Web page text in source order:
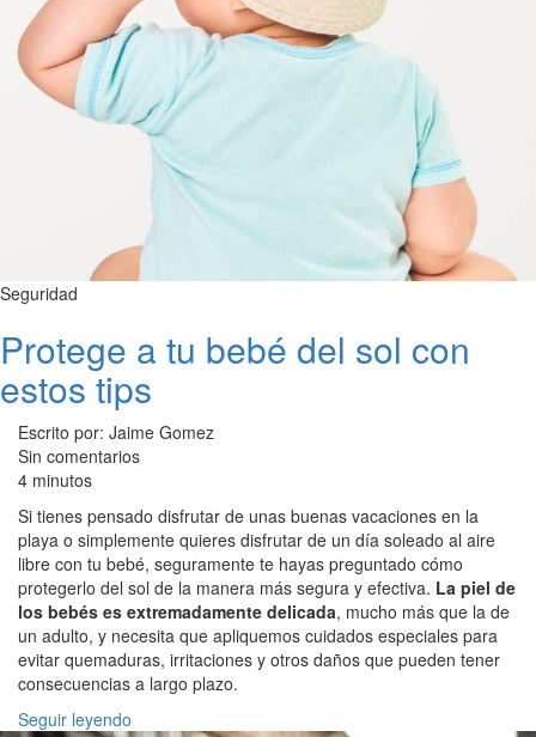
Seguridad
Protege a tu bebé del sol con
estos tips
Escrito por: Jaime Gomez
Sin comentarios
4 minutos
Si tienes pensado disfrutar de unas buenas vacaciones en la
playa o simplemente quieres disfrutar de un día soleado al aire
libre con tu bebé, seguramente te hayas preguntado cómo
protegerlo del sol de la manera más segura y efectiva. La piel de
los bebés es extremadamente delicada, mucho más que la de
un adulto, y necesita que apliquemos cuidados especiales para
evitar quemaduras, irritaciones y otros daños que pueden tener
consecuencias a largo plazo.
Seguir leyendo